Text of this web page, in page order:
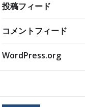
投稿フィード
コメントフィード
WordPress.org